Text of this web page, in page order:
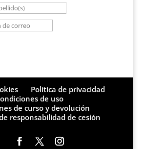
Política de privacidad
de uso
de curso y devolución
responsabilidad de cesión